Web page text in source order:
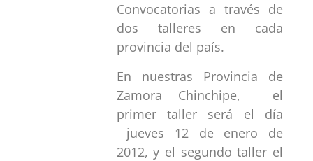
Convocatorias a través de
dos talleres en cada
provincia del país.
En nuestras Provincia de
Zamora Chinchipe, el
primer taller será el día
jueves 12 de enero de
2012, y el segundo taller el